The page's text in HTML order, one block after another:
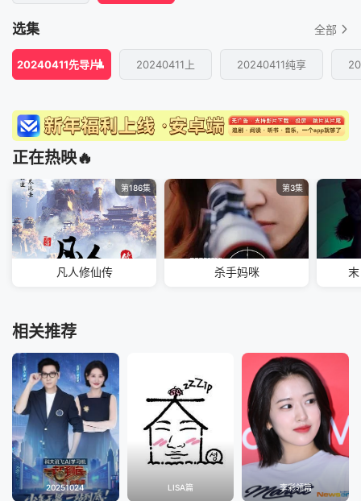
选集 全部
20240411先导片 20240411上 20240411纯享
正在热映🔥
第186集
凡人修仙传
第3集
杀手妈咪
相关推荐
20251024 LISA篇 李彩领篇